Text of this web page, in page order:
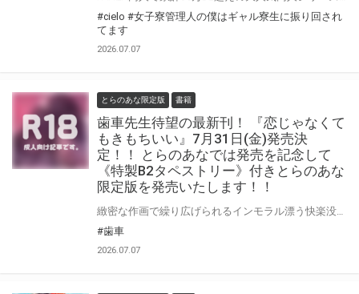
#cielo #女子寮管理人の僕はギャル寮生に振り回され
てます
2026.07.07
とらのあな限定版 書籍
歯車先生待望の最新刊！ 『恋じゃなくて
もきもちいい』7月31日(金)発売決
定！！ とらのあなでは発売を記念して
《特製B2タペストリー》付きとらのあな
限定版を発売いたします！！
#歯車
2026.07.07